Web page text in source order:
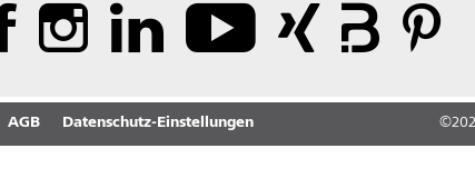
AGB Datenschutz-Einstellungen ©